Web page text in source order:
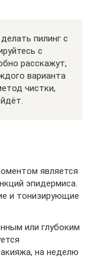
пилинг с
с
расскажут,
варианта
чистки,
является
эпидермиса.
и тонизирующие
или глубоким
на неделю